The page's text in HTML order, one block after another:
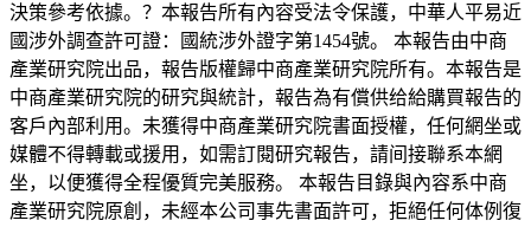
決策參考依據。？本報告所有內容受法令保護，中華人平易近
國涉外調查許可證：國統涉外證字第1454號。 本報告由中商
產業研究院出品，報告版權歸中商產業研究院所有。本報告是
中商產業研究院的研究與統計，報告為有償供给給購買報告的
客戶內部利用。未獲得中商產業研究院書面授權，任何網坐或
媒體不得轉載或援用，如需訂閱研究報告，請间接聯系本網
坐，以便獲得全程優質完美服務。 本報告目錄與內容系中商
產業研究院原創，未經本公司事先書面許可，拒絕任何体例復